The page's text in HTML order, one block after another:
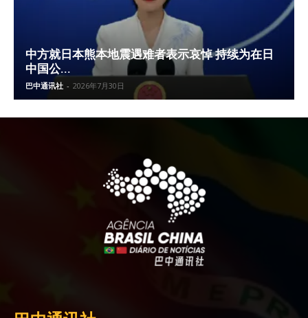
中方就日本熊本地震遇难者表示哀悼 持续为在日
中国公...
巴中通讯社 - 2026年7月30日